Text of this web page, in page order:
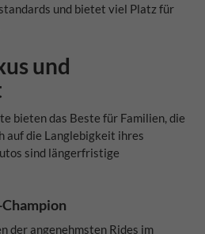
und bietet viel Platz für
und
bieten das Beste für Familien, die
auf die Langlebigkeit ihres
sind längerfristige
der angenehmsten Rides im